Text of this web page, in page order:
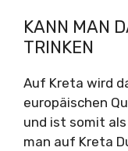
KANN MAN
TRINKEN
Auf Kreta wird
europäischen
und ist somit
man auf Kreta